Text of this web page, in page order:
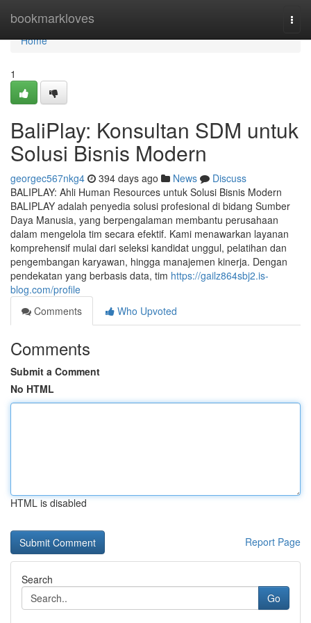
bookmarkloves
Home
Home
1
BaliPlay: Konsultan SDM untuk
Solusi Bisnis Modern
georgec567nkg4 394 days ago News
Discuss
BALIPLAY: Ahli Human Resources untuk Solusi Bisnis Modern
BALIPLAY adalah penyedia solusi profesional di bidang Sumber
Daya Manusia, yang berpengalaman membantu perusahaan
dalam mengelola tim secara efektif. Kami menawarkan layanan
komprehensif mulai dari seleksi kandidat unggul, pelatihan dan
pengembangan karyawan, hingga manajemen kinerja. Dengan
pendekatan yang berbasis data, tim https://gailz864sbj2.is-
blog.com/profile
Comments
Who Upvoted
Comments
Submit a Comment
No HTML
HTML is disabled
Report Page
Search
Go